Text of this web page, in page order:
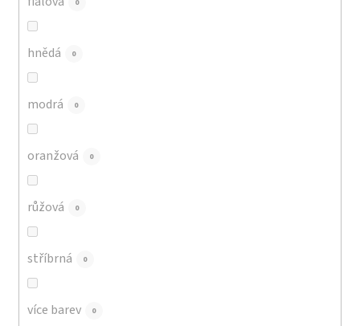
hnědá 0
modrá 0
oranžová 0
růžová 0
stříbrná 0
více barev 0